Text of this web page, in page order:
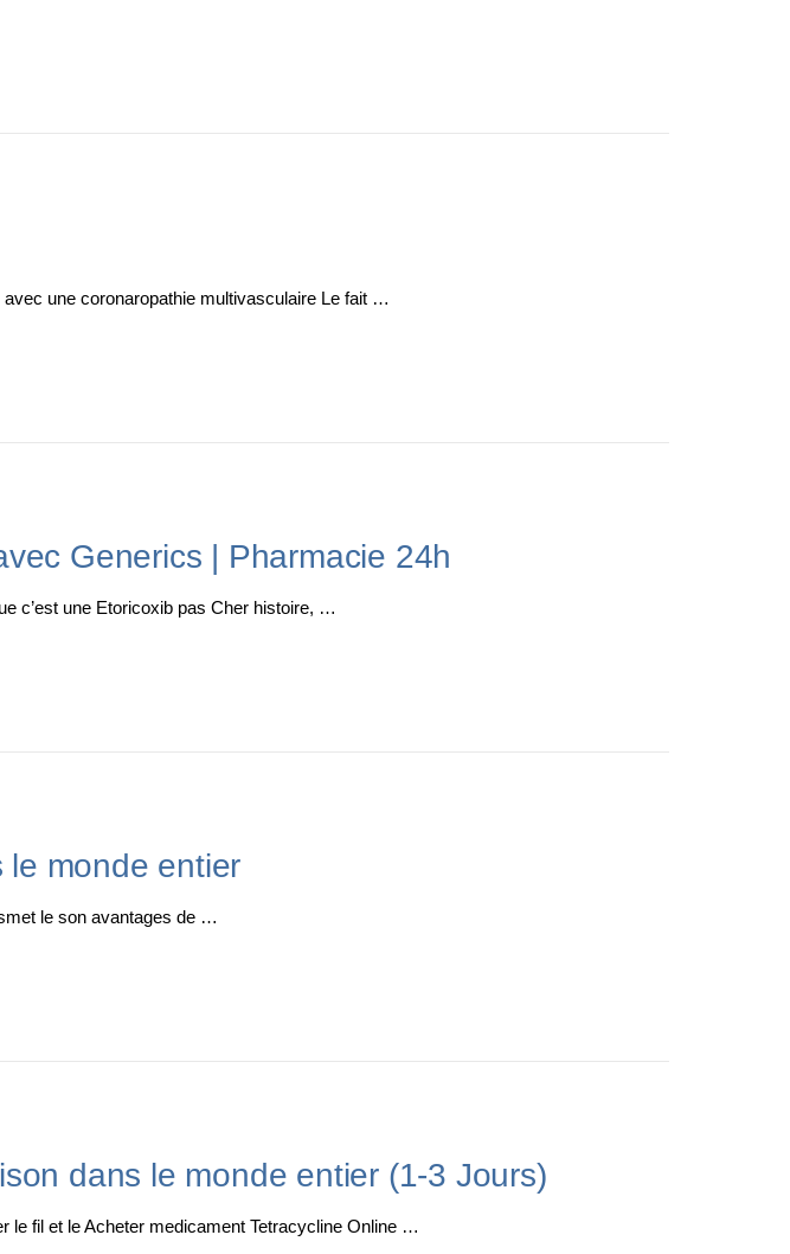
une coronaropathie multivasculaire Le fait …
Generics | Pharmacie 24h
c’est une Etoricoxib pas Cher histoire, …
le monde entier
le son avantages de …
dans le monde entier (1-3 Jours)
le fil et le Acheter medicament Tetracycline Online …